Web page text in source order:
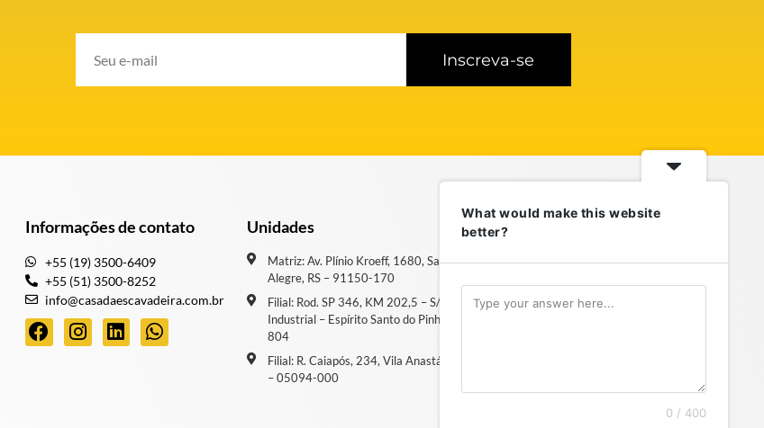
Inscreva-se
Informações de contato
+55 (19) 3500-6409
+55 (51) 3500-8252
info@casadaescavadeira.com.br
Unidades
Matriz: Av. Plínio Kroeff, 1680, Sarandi – Porto
Alegre, RS – 91150-170
Filial: Rod. SP 346, KM 202,5 – S/N, Distrito
Industrial – Espírito Santo do Pinhal, SP – 13994-
804
Filial: R. Caiapós, 234, Vila Anastácio – São Paulo, SP
– 05094-000
What would make this website
better?
0 / 400